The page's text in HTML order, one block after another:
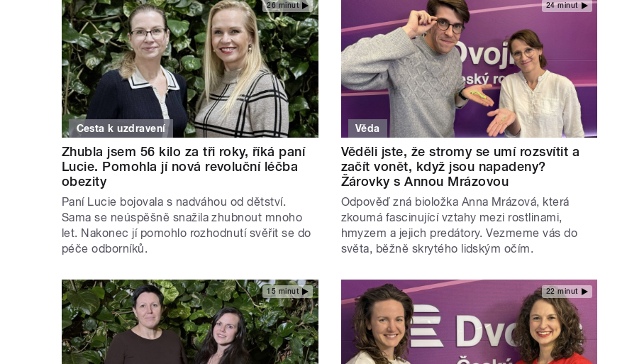
26 minut
Cesta k uzdravení
Zhubla jsem 56 kilo za tři roky, říká paní
Lucie. Pomohla jí nová revoluční léčba
obezity
Paní Lucie bojovala s nadváhou od dětství.
Sama se neúspěšně snažila zhubnout mnoho
let. Nakonec jí pomohlo rozhodnutí svěřit se do
péče odborníků.
24 minut
Věda
Věděli jste, že stromy se umí rozsvítit a
začít vonět, když jsou napadeny?
Žárovky s Annou Mrázovou
Odpověď zná bioložka Anna Mrázová, která
zkoumá fascinující vztahy mezi rostlinami,
hmyzem a jejich predátory. Vezmeme vás do
světa, běžně skrytého lidským očím.
15 minut 22 minut